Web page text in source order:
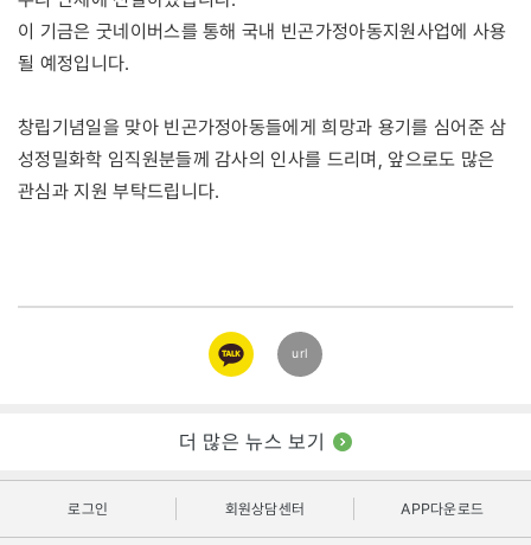
이 기금은 굿네이버스를 통해 국내 빈곤가정아동지원사업에 사용
될 예정입니다.
창립기념일을 맞아 빈곤가정아동들에게 희망과 용기를 심어준 삼
성정밀화학 임직원분들께 감사의 인사를 드리며, 앞으로도 많은
관심과 지원 부탁드립니다.
카카오
링크
url
더 많은 뉴스 보기
로그인 회원상담센터 APP다운로드